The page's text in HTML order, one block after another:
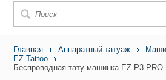
Главная Аппаратный татуаж
EZ Tattoo
Беспроводная тату машинка EZ P3 PRO